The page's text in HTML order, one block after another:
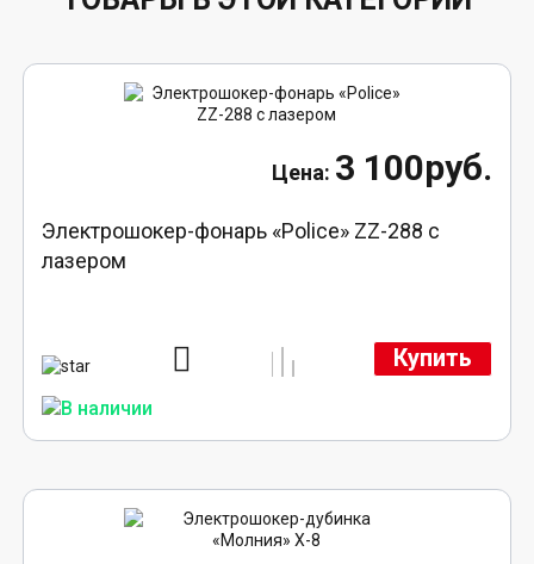
3 100руб.
Электрошокер-фонарь «Police» ZZ-288 с
лазером
Купить